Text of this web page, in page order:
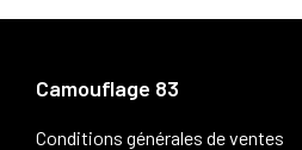
Camouflage 83
Conditions générales de ventes